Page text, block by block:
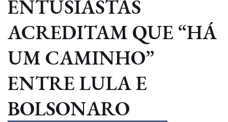
ENTUSIASTAS
ACREDITAM QUE “HÁ
UM CAMINHO”
ENTRE LULA E
BOLSONARO